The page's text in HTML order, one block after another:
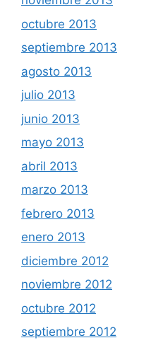
octubre 2013
septiembre 2013
agosto 2013
julio 2013
junio 2013
mayo 2013
abril 2013
marzo 2013
febrero 2013
enero 2013
diciembre 2012
noviembre 2012
octubre 2012
septiembre 2012